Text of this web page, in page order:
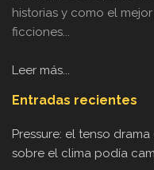
historias y como el
ficciones...
Leer más...
Entradas recientes
Pressure: el tenso
sobre el clima podía